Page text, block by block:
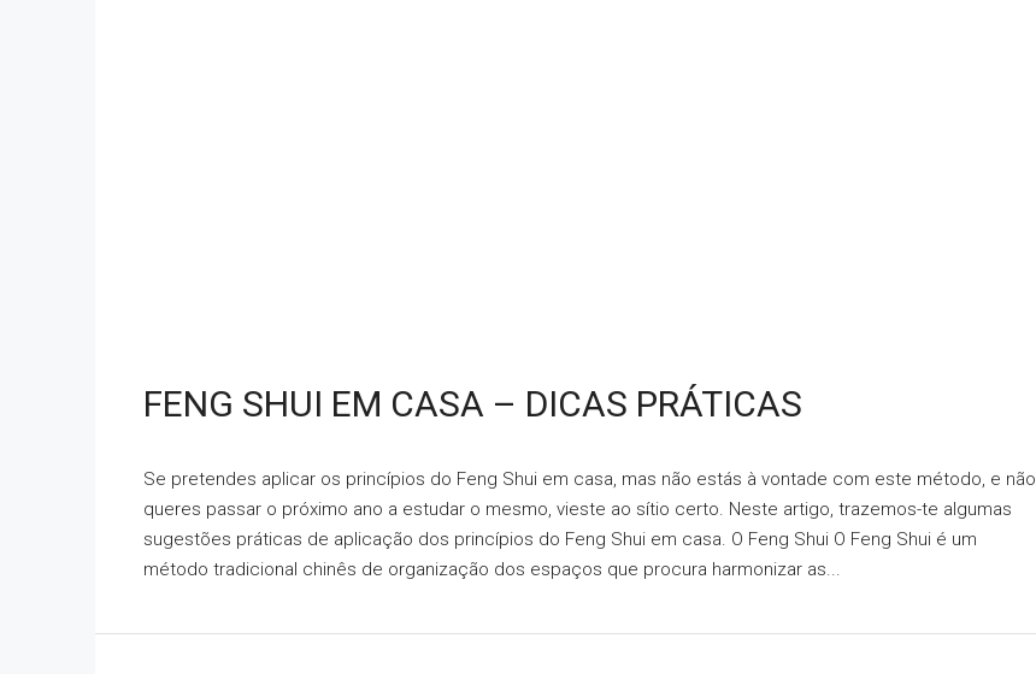
FENG SHUI EM CASA – DICAS PRÁTICAS
Se pretendes aplicar os princípios do Feng Shui em casa, mas não estás à vontade com este método, e não
queres passar o próximo ano a estudar o mesmo, vieste ao sítio certo. Neste artigo, trazemos-te algumas
sugestões práticas de aplicação dos princípios do Feng Shui em casa. O Feng Shui O Feng Shui é um
método tradicional chinês de organização dos espaços que procura harmonizar as...